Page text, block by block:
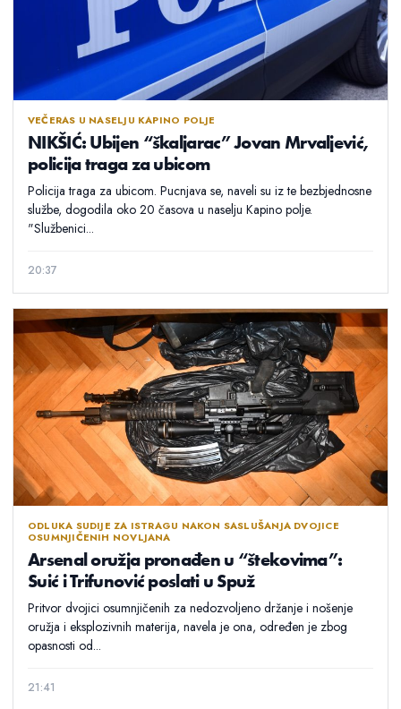
VEČERAS U NASELJU KAPINO POLJE
NIKŠIĆ: Ubijen “škaljarac” Jovan Mrvaljević,
policija traga za ubicom
Policija traga za ubicom. Pucnjava se, naveli su iz te bezbjednosne
službe, dogodila oko 20 časova u naselju Kapino polje.
"Službenici...
20:37
ODLUKA SUDIJE ZA ISTRAGU NAKON SASLUŠANJA DVOJICE
OSUMNJIČENIH NOVLJANA
Arsenal oružja pronađen u “štekovima”:
Suić i Trifunović poslati u Spuž
Pritvor dvojici osumnjičenih za nedozvoljeno držanje i nošenje
oružja i eksplozivnih materija, navela je ona, određen je zbog
opasnosti od...
21:41